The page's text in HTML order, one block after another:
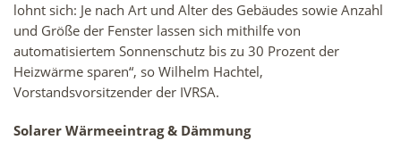
lohnt sich: Je nach Art und Alter des Gebäudes sowie Anzahl
und Größe der Fenster lassen sich mithilfe von
automatisiertem Sonnenschutz bis zu 30 Prozent der
Heizwärme sparen“, so Wilhelm Hachtel,
Vorstandsvorsitzender der IVRSA.
Solarer Wärmeeintrag & Dämmung